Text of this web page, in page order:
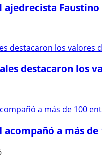
Faustino
destacaron los
a más de